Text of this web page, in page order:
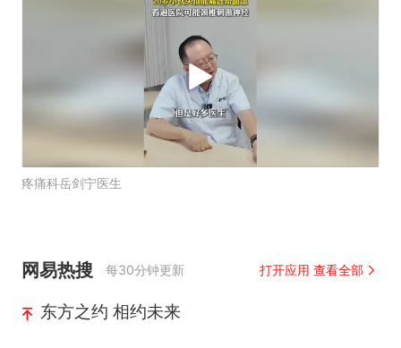
疼痛科岳剑宁医生
网易热搜 每30分钟更新 打开应用 查看全部
东方之约 相约未来